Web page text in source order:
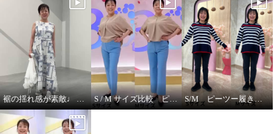
裾の揺れ感が素敵♩ ハヤマブリーズ ワンピース S / M サイズ比較 ピーツー S/M ピーツー履き比べ